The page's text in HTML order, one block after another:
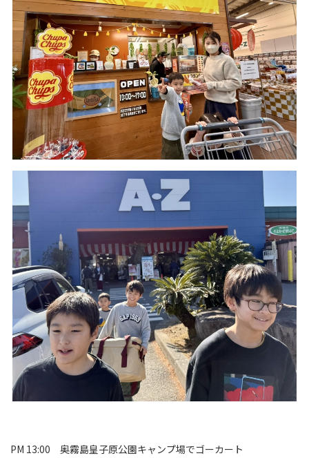
PM 13:00 奥霧島皇子原公園キャンプ場でゴーカート